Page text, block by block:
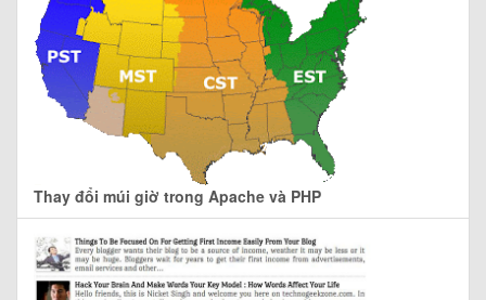
Thay đổi múi giờ trong Apache và PHP